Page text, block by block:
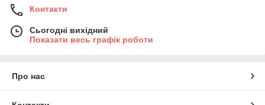
Контакти
Сьогодні вихідний
Показати весь графік роботи
Про нас